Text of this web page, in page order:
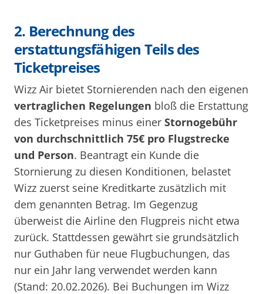
2. Berechnung des
erstattungsfähigen Teils des
Ticketpreises
Wizz Air bietet Stornierenden nach den eigenen
vertraglichen Regelungen bloß die Erstattung
des Ticketpreises minus einer Stornogebühr
von durchschnittlich 75€ pro Flugstrecke
und Person. Beantragt ein Kunde die
Stornierung zu diesen Konditionen, belastet
Wizz zuerst seine Kreditkarte zusätzlich mit
dem genannten Betrag. Im Gegenzug
überweist die Airline den Flugpreis nicht etwa
zurück. Stattdessen gewährt sie grundsätzlich
nur Guthaben für neue Flugbuchungen, das
nur ein Jahr lang verwendet werden kann
(Stand: 20.02.2026). Bei Buchungen im Wizz